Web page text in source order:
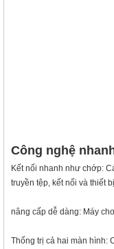
Công nghệ
Kết nối nhanh như chớp:
truyền tệp, kết nối và thiết
nâng cấp dễ dàng: Máy
Thống trị cả hai màn hình: